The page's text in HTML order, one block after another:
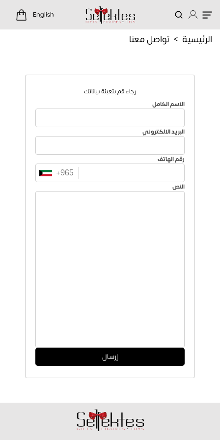
English
الرئيسية > تواصل معنا
رجاء قم بتعبئة بياناتك
الاسم الكامل
البريد الالكتروني
رقم الهاتف
+965
النص
إرسال